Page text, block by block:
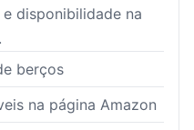
disponibilidade na
berços
na página Amazon